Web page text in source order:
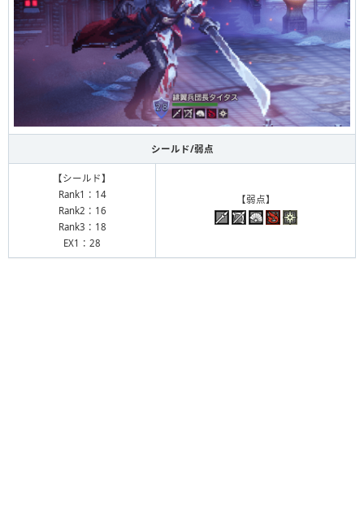
シールド/弱点
【シールド】
Rank1：14
Rank2：16
Rank3：18
EX1：28
【弱点】